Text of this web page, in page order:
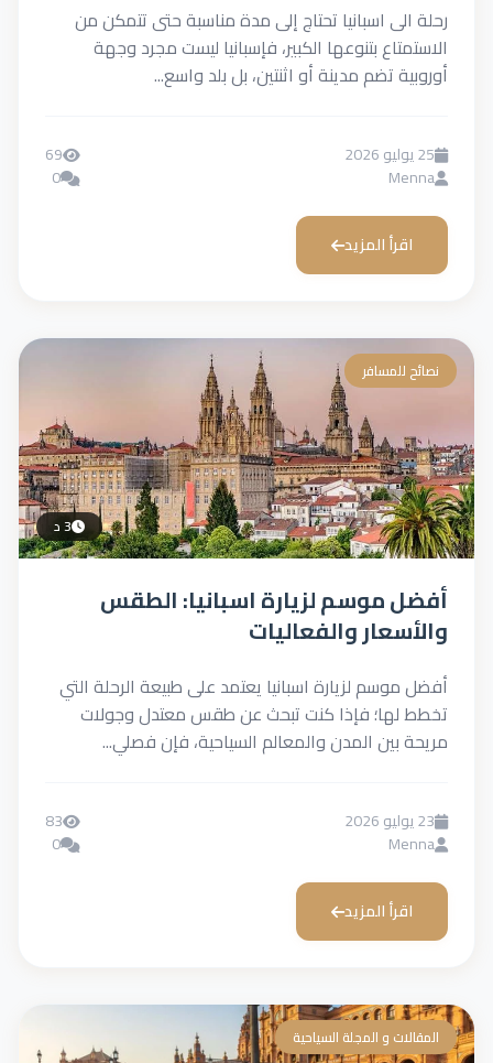
رحلة الى اسبانيا تحتاج إلى مدة مناسبة حتى تتمكن من
الاستمتاع بتنوعها الكبير، فإسبانيا ليست مجرد وجهة
أوروبية تضم مدينة أو اثنتين، بل بلد واسع...
25 يوليو 2026
Menna
69
0
اقرأ المزيد
نصائح للمسافر
3 د
أفضل موسم لزيارة اسبانيا: الطقس
والأسعار والفعاليات
أفضل موسم لزيارة اسبانيا يعتمد على طبيعة الرحلة التي
تخطط لها؛ فإذا كنت تبحث عن طقس معتدل وجولات
مريحة بين المدن والمعالم السياحية، فإن فصلي...
23 يوليو 2026
Menna
83
0
اقرأ المزيد
المقالات و المجلة السياحية